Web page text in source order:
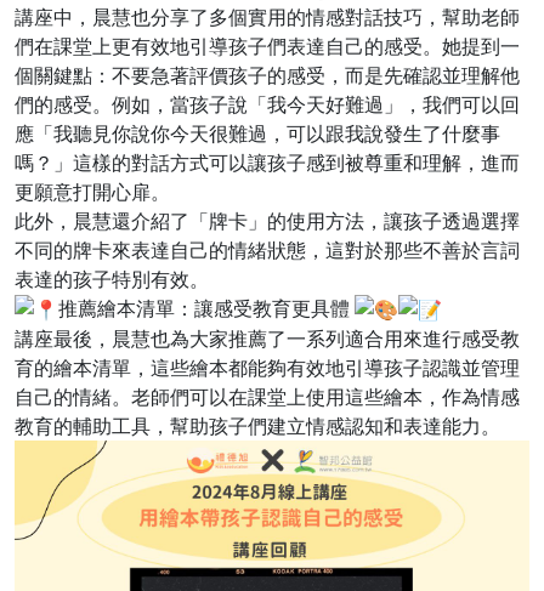
講座中，晨慧也分享了多個實用的情感對話技巧，幫助老師
們在課堂上更有效地引導孩子們表達自己的感受。她提到一
個關鍵點：不要急著評價孩子的感受，而是先確認並理解他
們的感受。例如，當孩子說「我今天好難過」，我們可以回
應「我聽見你說你今天很難過，可以跟我說發生了什麼事
嗎？」這樣的對話方式可以讓孩子感到被尊重和理解，進而
更願意打開心扉。
此外，晨慧還介紹了「牌卡」的使用方法，讓孩子透過選擇
不同的牌卡來表達自己的情緒狀態，這對於那些不善於言詞
表達的孩子特別有效。
推薦繪本清單：讓感受教育更具體
講座最後，晨慧也為大家推薦了一系列適合用來進行感受教
育的繪本清單，這些繪本都能夠有效地引導孩子認識並管理
自己的情緒。老師們可以在課堂上使用這些繪本，作為情感
教育的輔助工具，幫助孩子們建立情感認知和表達能力。